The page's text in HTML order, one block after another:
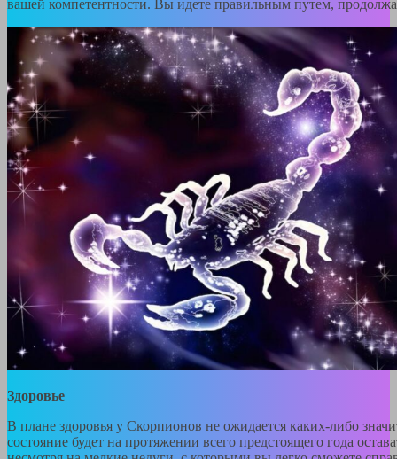
вашей компетентности. Вы идете правильным путем,
Здоровье
В плане здоровья у Скорпионов не ожидается каких-либо
состояние будет на протяжении всего предстоящего года